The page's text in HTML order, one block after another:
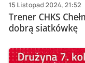
15 Listopad 2024, 21:52
Trener CHKS
dobrą siatkówkę